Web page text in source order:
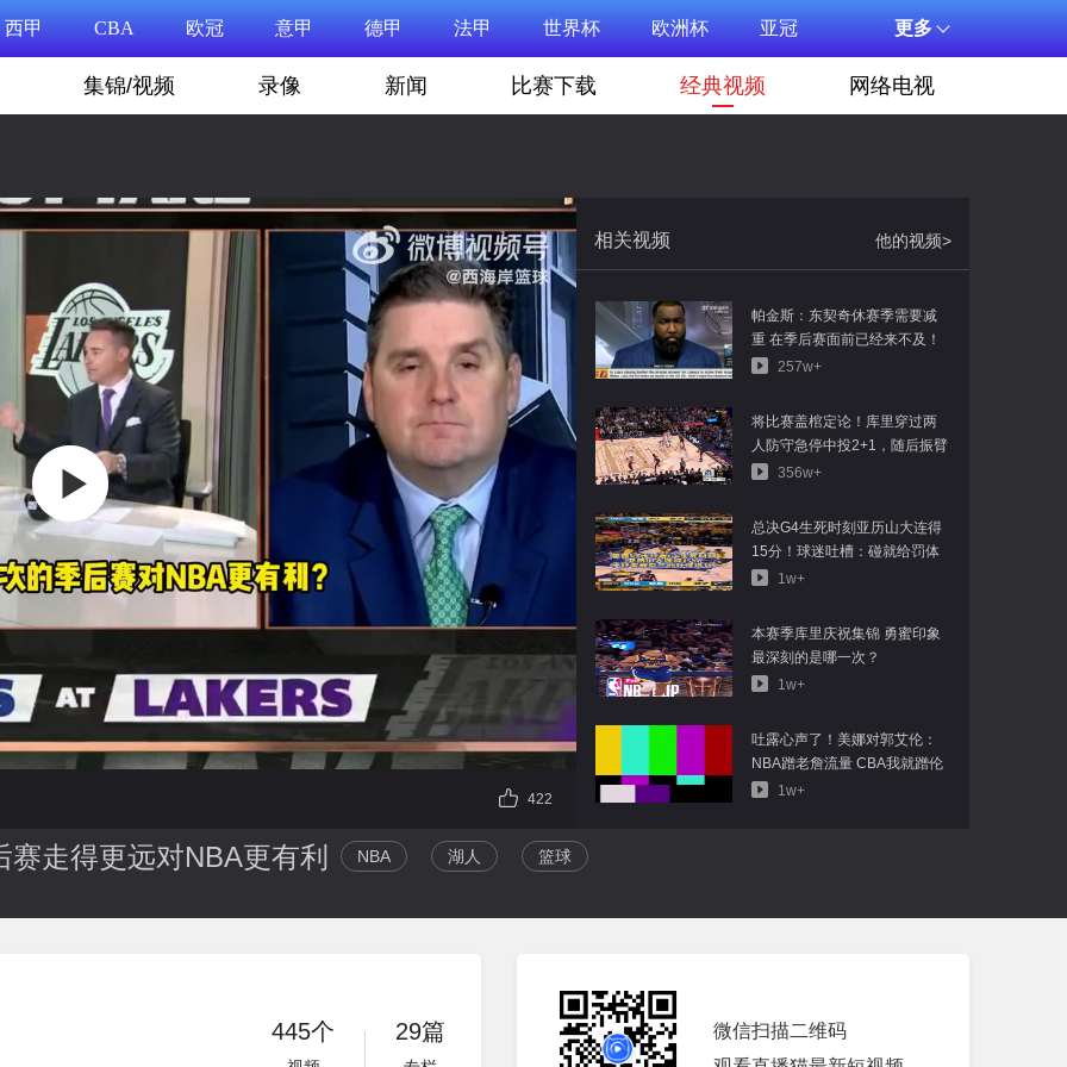
西甲 CBA 欧冠 意甲 德甲 法甲 世界杯 欧洲杯 亚冠 更多
集锦/视频 录像 新闻 比赛下载 经典视频 网络电视
422
相关视频 他的视频>
帕金斯：东契奇休赛季需要减
重 在季后赛面前已经来不及！
257w+
将比赛盖棺定论！库里穿过两
人防守急停中投2+1，随后振臂
激情怒吼！
356w+
总决G4生死时刻亚历山大连得
15分！球迷吐槽：碰就给罚体
毛哨1w+
本赛季库里庆祝集锦 勇蜜印象
最深刻的是哪一次？
1w+
吐露心声了！美娜对郭艾伦：
NBA蹭老詹流量 CBA我就蹭伦
哥
1w+
走得更远对NBA更有利 NBA 湖人 篮球
445个 29篇
微信扫描二维码